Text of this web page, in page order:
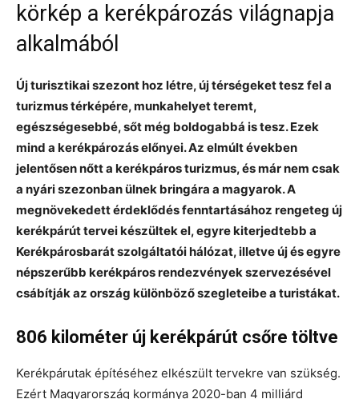
körkép a kerékpározás világnapja
alkalmából
Új turisztikai szezont hoz létre, új térségeket tesz fel a
turizmus térképére, munkahelyet teremt,
egészségesebbé, sőt még boldogabbá is tesz. Ezek
mind a kerékpározás előnyei. Az elmúlt években
jelentősen nőtt a kerékpáros turizmus, és már nem csak
a nyári szezonban ülnek bringára a magyarok. A
megnövekedett érdeklődés fenntartásához rengeteg új
kerékpárút tervei készültek el, egyre kiterjedtebb a
Kerékpárosbarát szolgáltatói hálózat, illetve új és egyre
népszerűbb kerékpáros rendezvények szervezésével
csábítják az ország különböző szegleteibe a turistákat.
806 kilométer új kerékpárút csőre töltve
Kerékpárutak építéséhez elkészült tervekre van szükség.
Ezért Magyarország kormánya 2020-ban 4 milliárd